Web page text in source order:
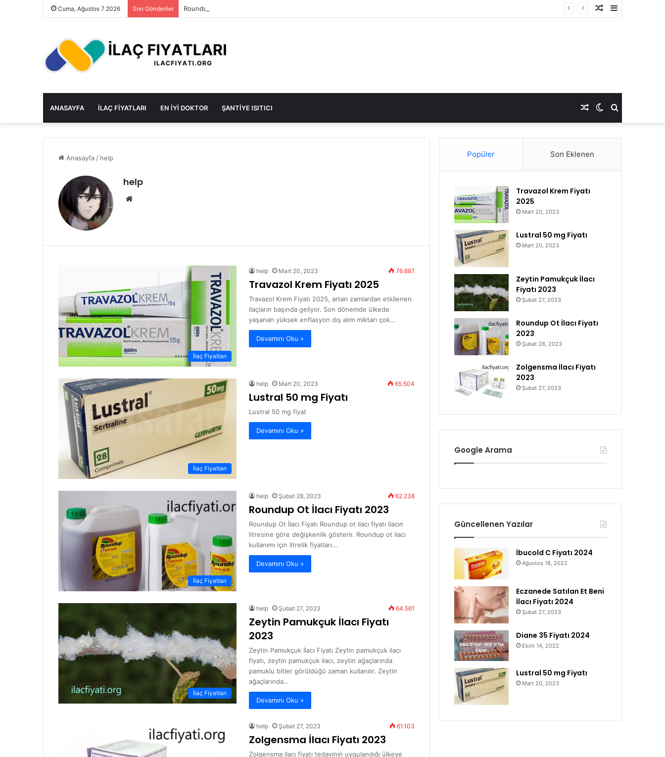
Cuma, Ağustos 7 2026 Son Gönderiler Roundup Ot İlacı Fiyatı 2023
Kenar
Rastgele
ANASAYFA İLAÇ FIYATLARI EN IYI DOKTOR ŞANTIYE ISITICI Arama
yap
Dış
görünümü
Rastgele
Makale
Anasayfa/ help
help
Web
İlaç Fiyatları
help Mart 20, 2023 76.687
Travazol Krem Fiyatı 2025
Travazol Krem Fiyatı 2025, artan zamlardan etkilenen
ilaçların başında geliyor. Son dönemde ülkede
yaşanan yüksek enflasyon dış alım miktarı çok…
Devamını Oku »
İlaç Fiyatları
help Mart 20, 2023 65.504
Lustral 50 mg Fiyatı
Lustral 50 mg fiyat
Devamını Oku »
İlaç Fiyatları
help Şubat 28, 2023 62.238
Roundup Ot İlacı Fiyatı 2023
Roundup Ot İlacı Fiyatı Roundup ot ilacı fiyatı ilacın
litresine göre değişkenlik gösterir. Roundup ot ilacı
kullanımı için litrelik fiyatları…
Devamını Oku »
İlaç Fiyatları
help Şubat 27, 2023 64.561
Zeytin Pamukçuk İlacı Fiyatı
2023
Zeytin Pamukçuk İlacı Fiyatı Zeytin pamukçuk ilacı
fiyatı, zeytin pamukçuk ilacı, zeytin ağaçlarında
pamuklu bitler görüldüğü zaman kullanılır. Zeytin
ağaçlarında…
Devamını Oku »
help Şubat 27, 2023 61.103
Zolgensma İlacı Fiyatı 2023
Zolgensma ilacı fiyatı tedavinin uygulandığı ülkeye
Popüler Son Eklenen
Travazol Krem Fiyatı
2025
Mart 20, 2023
Lustral 50 mg Fiyatı
Mart 20, 2023
Zeytin Pamukçuk İlacı
Fiyatı 2023
Şubat 27, 2023
Roundup Ot İlacı Fiyatı
2023
Şubat 28, 2023
Zolgensma İlacı Fiyatı
2023
Şubat 27, 2023
Google Arama
Güncellenen Yazılar
İbucold C Fiyatı 2024
Ağustos 18, 2022
Eczanede Satılan Et Beni
İlacı Fiyatı 2024
Şubat 27, 2023
Diane 35 Fiyatı 2024
Ekim 14, 2022
Lustral 50 mg Fiyatı
Mart 20, 2023